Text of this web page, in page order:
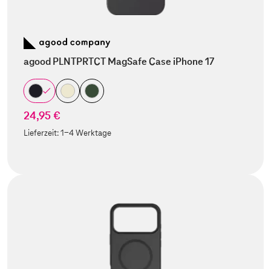
agood PLNTPRTCT MagSafe Case iPhone 17
24,95 €
Lieferzeit:1-4 Werktage